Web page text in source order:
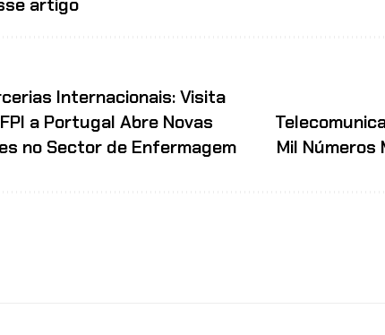
Internacionais: Visita
a Portugal Abre Novas
no Sector de Enfermagem
Mil Números